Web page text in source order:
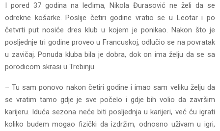
I pored 37 godina na leđima, Nikola Đurasović ne želi da se
odrekne košarke. Poslije četiri godine vratio se u Leotar i po
četvrti put nosiće dres klub u kojem je ponikao. Nakon što je
posljednje tri godine proveo u Francuskoj, odlučio se na povratak
u zavičaj. Ponuda kluba bila je dobra, dok on ima želju da se sa
porodicom skrasi u Trebinju.
– Tu sam ponovo nakon četiri godine i imao sam veliku želju da
se vratim tamo gdje je sve počelo i gdje bih volio da završim
karijeru. Iduća sezona neće biti posljednja u karijeri, već ću igrati
koliko budem mogao fizički da izdržim, odnosno uživam u igri,